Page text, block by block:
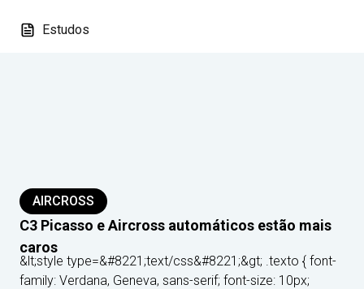
Estudos
AIRCROSS
C3 Picasso e Aircross automáticos estão mais
caros
&lt;style type=&#8221;text/css&#8221;&gt; .texto { font-
family: Verdana, Geneva, sans-serif; font-size: 10px;